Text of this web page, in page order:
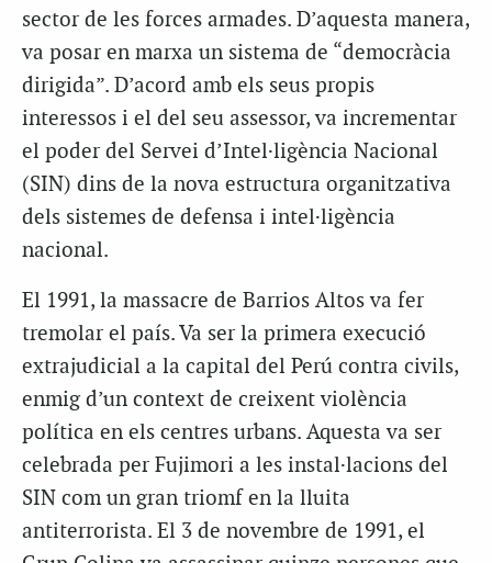
sector de les forces armades. D’aquesta manera,
va posar en marxa un sistema de “democràcia
dirigida”. D’acord amb els seus propis
interessos i el del seu assessor, va incrementar
el poder del Servei d’Intel·ligència Nacional
(SIN) dins de la nova estructura organitzativa
dels sistemes de defensa i intel·ligència
nacional.
El 1991, la massacre de Barrios Altos va fer
tremolar el país. Va ser la primera execució
extrajudicial a la capital del Perú contra civils,
enmig d’un context de creixent violència
política en els centres urbans. Aquesta va ser
celebrada per Fujimori a les instal·lacions del
SIN com un gran triomf en la lluita
antiterrorista. El 3 de novembre de 1991, el